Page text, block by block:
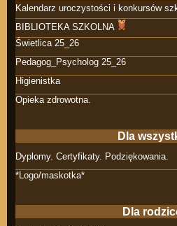
Kalendarz uroczystości i konkursów
BIBLIOTEKA SZKOLNA
Świetlica 25_26
Pedagog_Psycholog 25_26
Higienistka
Opieka zdrowotna.
Dla
Dyplomy. Certyfikaty. Podziękowania.
*Logo/maskotka*
Dla